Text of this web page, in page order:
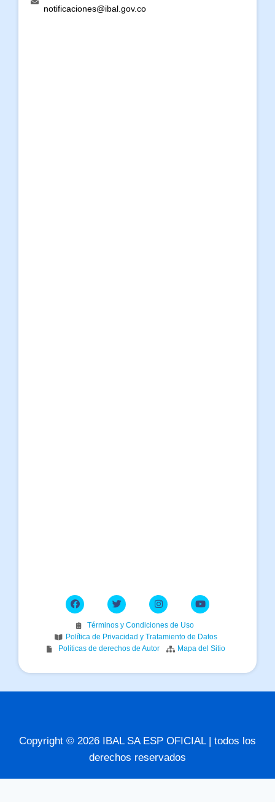
notificaciones@ibal.gov.co
Términos y Condiciones de Uso
Política de Privacidad y Tratamiento de Datos
Políticas de derechos de Autor
Mapa del Sitio
Copyright © 2026 IBAL SA ESP OFICIAL | todos los
derechos reservados